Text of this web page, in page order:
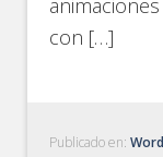
con […]
Publicado en: